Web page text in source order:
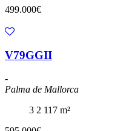
499.000€
V79GGII
-
Palma de Mallorca
3 2 117 m²